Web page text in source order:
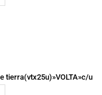
tierra(vtx25u)»VOLTA»c/u